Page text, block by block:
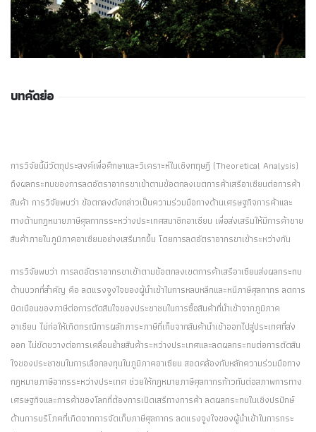
บทคัดย่อ
การวิจัยนี้มีวัตถุประสงค์เพื่อศึกษาและวิเคราะห์ในเชิงทฤษฎี (Theoretical Analysis)
ถึงผลกระทบของการลดอัตราอากรขาเข้าตามข้อตกลงเขตการค้าเสรีอาเซียนต่อการค้า
สินค้า การวิจัยพบว่า ข้อตกลงดังกล่าวเป็นความร่วมมือทางด้านเศรษฐกิจการค้าและ
ทางด้านกฎหมายภาษีศุลกากรระหว่างประเทศสมาชิกอาเซียน เพื่อส่งเสริมให้มีการค้าขาย
สินค้าภายในภูมิภาคอาเซียนอย่างเสรีมากขึ้น โดยการลดอัตราอากรขาเข้าระหว่างกัน
การวิจัยพบว่า การลดอัตราอากรขาเข้าตามข้อตกลงเขตการค้าเสรีอาเซียนส่งผลกระทบ
ด้านบวกที่สำคัญ คือ ลดแรงจูงใจของผู้นำเข้าในการหลบหลีกและหนีภาษีศุลกากร ลดการ
บิดเบือนของภาษีต่อการตัดสินใจของประชาชนในการซื้อสินค้าที่นำเข้าจากภูมิภาค
อาเซียน ไม่ก่อให้เกิดกรณีการผลักภาระภาษีที่เก็บจากสินค้านำเข้าออกไปสู่ประเทศที่ส่ง
ออก ไม่ขัดขวางต่อการเคลื่อนย้ายสินค้าระหว่างประเทศและลดผลกระทบต่อการตัดสิน
ใจของประชาชนในการเลือกลงทุนในภูมิภาคอาเซียน สอดคล้องกับหลักความร่วมมือทาง
กฎหมายภาษีอากรระหว่างประเทศ ช่วยให้กฎหมายภาษีศุลกากรก้าวทันต่อสภาพการทาง
เศรษฐกิจและการค้าของโลกที่ต้องการเปิดเสรีทางการค้า ลดผลกระทบในเชิงปรปักษ์
ด้านการบริโภคที่เกิดจากการจัดเก็บภาษีศุลกากร ลดแรงจูงใจของผู้นำเข้าในการกระ